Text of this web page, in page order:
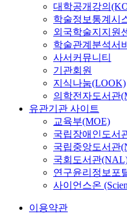
대학공개강의
학술정보통계시
외국학술지지원
학술관계분석서
사서커뮤니티
기관회원
지식나눔(LOOK)
의학전자도서관
유관기관 사이트
교육부(MOE)
국립장애인도서
국립중앙도서관
국회도서관
연구윤리정보포
사이언스온
이용약관